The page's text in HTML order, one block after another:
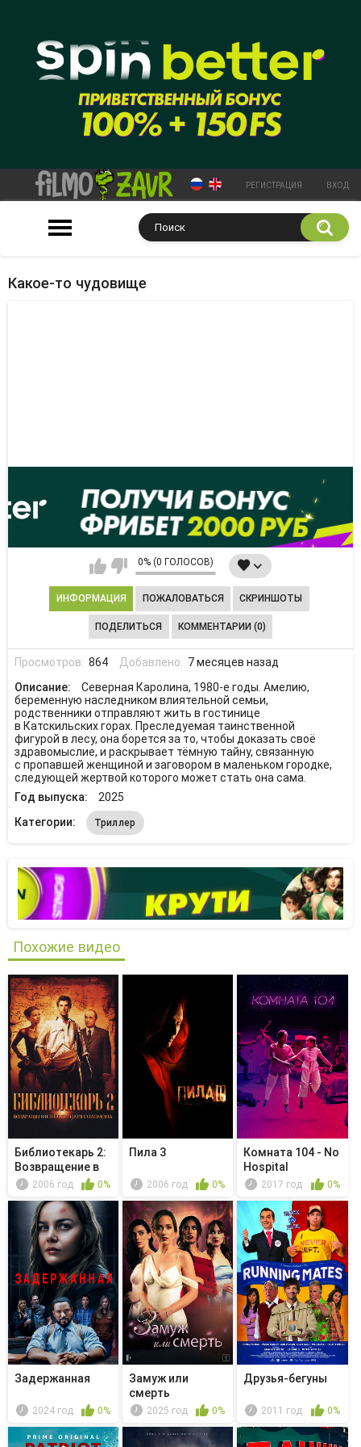
РЕГИСТРАЦИЯ ВХОД
Какое-то чудовище
0% (0 ГОЛОСОВ)
ИНФОРМАЦИЯ ПОЖАЛОВАТЬСЯ СКРИНШОТЫ
ПОДЕЛИТЬСЯ КОММЕНТАРИИ (0)
Просмотров: 864 Добавлено: 7 месяцев назад
Описание:
Северная Каролина, 1980-е годы. Амелию,
беременную наследником влиятельной семьи,
родственники отправляют жить в гостинице
в Катскильских горах. Преследуемая таинственной
фигурой в лесу, она борется за то, чтобы доказать своё
здравомыслие, и раскрывает тёмную тайну, связанную
с пропавшей женщиной и заговором в маленьком городке,
следующей жертвой которого может стать она сама.
Год выпуска:
2025
Категории:
Триллер
Похожие видео
Библиотекарь 2:
Возвращение в
Копи Ца...
2006 год 0%
Пила 3
2006 год 0%
Комната 104 - No
Hospital
2017 год 0%
Задержанная
2024 год 0%
Замуж или
смерть
2025 год 0%
Друзья-бегуны
2011 год 0%